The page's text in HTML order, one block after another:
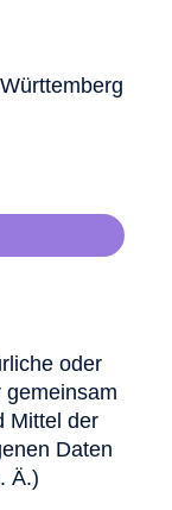
oder
gemeinsam
Mittel der
Daten
Ä.)